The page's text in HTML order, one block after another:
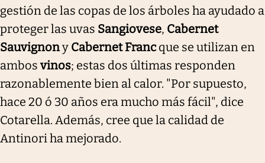
gestión de las copas de los árboles ha ayudado a
proteger las uvas Sangiovese, Cabernet
Sauvignony Cabernet Francque se utilizan en
ambosvinos; estas dos últimas responden
razonablemente bien al calor. "Por supuesto,
hace 20 ó 30 años era mucho más fácil", dice
Cotarella. Además, cree que la calidad de
Antinori ha mejorado.